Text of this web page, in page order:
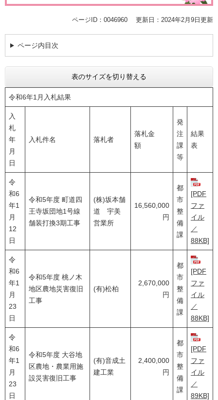
ページID：0046960 更新日：2024年2月9日更新
ページ内目次
表のサイズを切り替える
令和6年1月入札結果
入
札
年
月
日
入札件名 落札者
落札金
額
発
注
課
等
結果
表
令
和6
年1
月
12
日
令和5年度 町道四
王寺坂団地1号線
舗装打換3期工事
(株)坂本舗
道 宇美
営業所
16,560,000
円
都
市
整
備
課
[PDF
ファ
イル
／
88KB]
令
和6
年1
月
23
日
令和5年度 桃ノ木
地区農地災害復旧
工事
(有)松柏
2,670,000
円
都
市
整
備
課
[PDF
ファ
イル
／
88KB]
令
和6
年1
月
23
日
令和5年度 大谷地
区農地・農業用施
設災害復旧工事
(有)音成土
建工業
2,400,000
円
都
市
整
備
課
[PDF
ファ
イル
／
89KB]